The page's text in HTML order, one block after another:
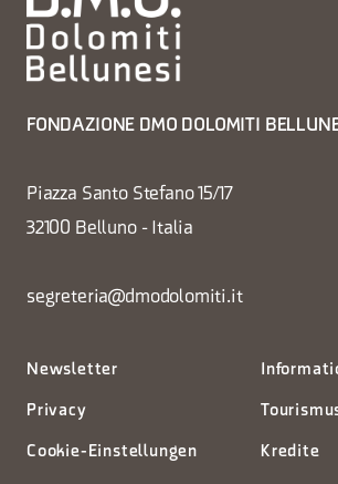
FONDAZIONE DMO DOLOMITI
Piazza Santo Stefano 15/17
32100 Belluno - Italia
segreteria@dmodolomiti.it
Newsletter
Privacy
Cookie-Einstellungen Kredite